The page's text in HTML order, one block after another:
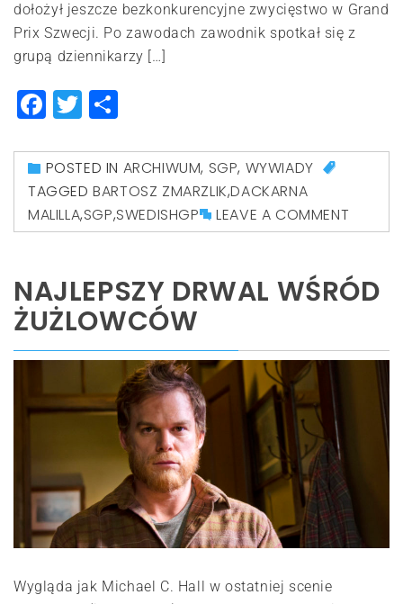
dołożył jeszcze bezkonkurencyjne zwycięstwo w Grand
Prix Szwecji. Po zawodach zawodnik spotkał się z
grupą dziennikarzy […]
Facebook
Twitter
POSTED IN ARCHIWUM, SGP, WYWIADY
TAGGEDBARTOSZ ZMARZLIK,DACKARNA
MALILLA,SGP,SWEDISHGP LEAVE A COMMENT
NAJLEPSZY DRWAL WŚRÓD
ŻUŻLOWCÓW
Wygląda jak Michael C. Hall w ostatniej scenie